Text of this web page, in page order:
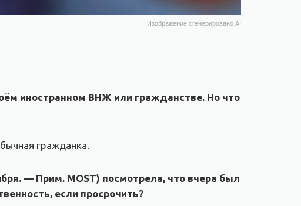
Изображение сгенерировано AI
иностранном ВНЖ или гражданстве. Но что
гражданка.
— Прим. MOST) посмотрела, что вчера был
если просрочить?